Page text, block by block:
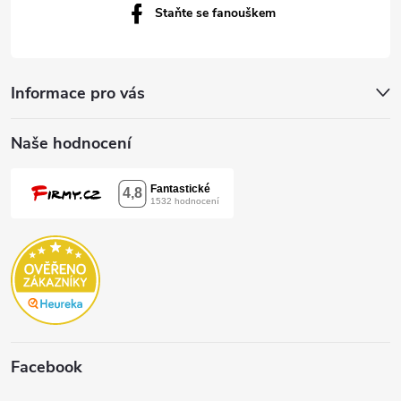
Informace pro vás
Naše hodnocení
Facebook
Staňte se fanouškem